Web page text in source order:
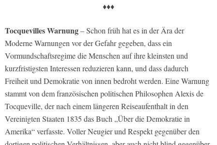
♦♦♦
Tocquevilles Warnung– Schon früh hat es in der Ära der
Moderne Warnungen vor der Gefahr gegeben, dass ein
Vormundschaftsregime die Menschen auf ihre kleinsten und
kurzfristigsten Interessen reduzieren kann, und dass dadurch
Freiheit und Demokratie von innen bedroht werden. Eine Warnung
stammt von dem französischen politischen Philosophen Alexis de
Tocqueville, der nach einem längeren Reiseaufenthalt in den
Vereinigten Staaten 1835 das Buch „Über die Demokratie in
Amerika“ verfasste. Voller Neugier und Respekt gegenüber den